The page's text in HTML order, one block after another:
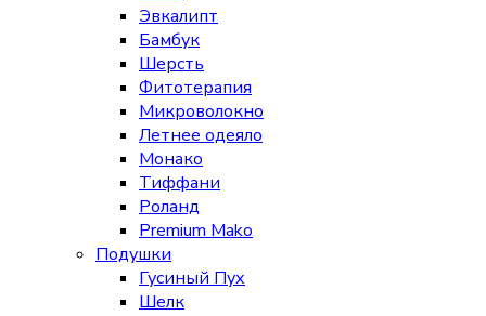
Эвкалипт
Бамбук
Шерсть
Фитотерапия
Микроволокно
Летнее одеяло
Монако
Тиффани
Роланд
Premium Mako
Подушки
Гусиный Пух
Шелк